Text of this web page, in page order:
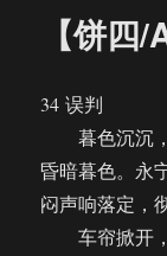
【饼四
34 误判
暮色沉沉，
昏暗暮色。永
闷声响落定，
车帘掀开，